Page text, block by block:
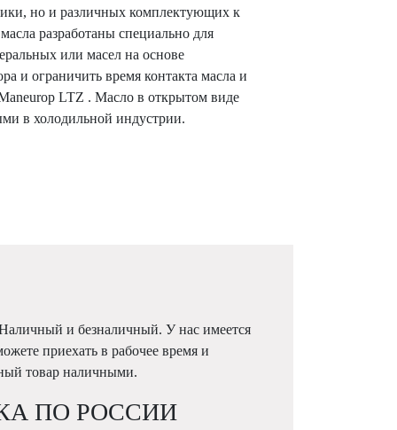
но и различных комплектующих к
разработаны специально для
или масел на основе
и ограничить время контакта масла и
LTZ . Масло в открытом виде
в холодильной индустрии.
и безналичный. У нас имеется
приехать в рабочее время и
товар наличными.
ПО РОССИИ